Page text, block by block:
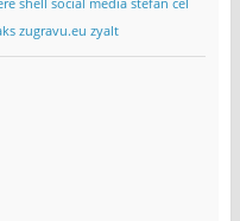
shell social media stefan cel
zugravu.eu zyalt